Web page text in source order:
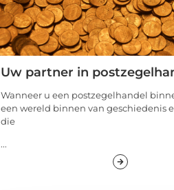
Uw partner in
Wanneer u een postzegelhandel
een wereld binnen van geschiedenis
die
...